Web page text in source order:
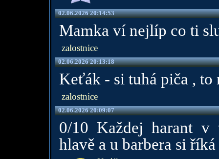
02.06.2026 20:14:53
Mamka ví nejlíp co ti
zalostnice
02.06.2026 20:13:18
Keťák - si tuhá piča , to
zalostnice
02.06.2026 20:09:07
0/10 Každej harant
hlavě a u barbera si